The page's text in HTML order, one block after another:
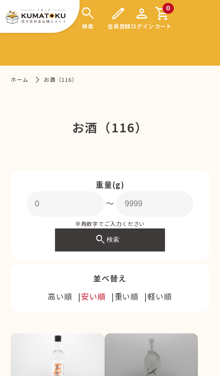
search
検索
edit
会員登録
person
ログイン
0
shopping_cart
カート
ホーム お酒（116）
お酒（116）
重量(g)
〜
半角数字でご入力ください
search検索
並べ替え
高い順
安い順 重い順 軽い順